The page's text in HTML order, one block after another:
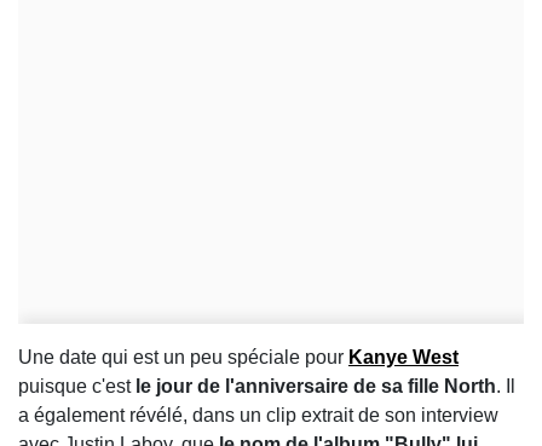
Une date qui est un peu spéciale pour Kanye West
puisque c'est le jour de l'anniversaire de sa fille North. Il
a également révélé, dans un clip extrait de son interview